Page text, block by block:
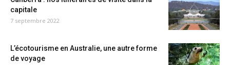
capitale
7 septembre 2022
L’écotourisme en Australie, une autre forme
de voyage